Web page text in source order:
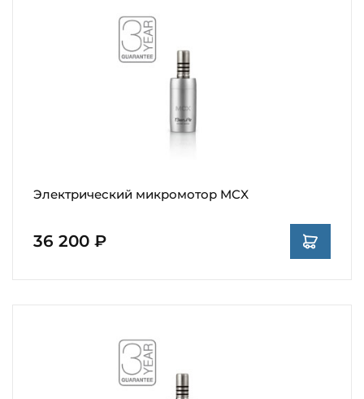
Электрический микромотор MCX
36 200 ₽